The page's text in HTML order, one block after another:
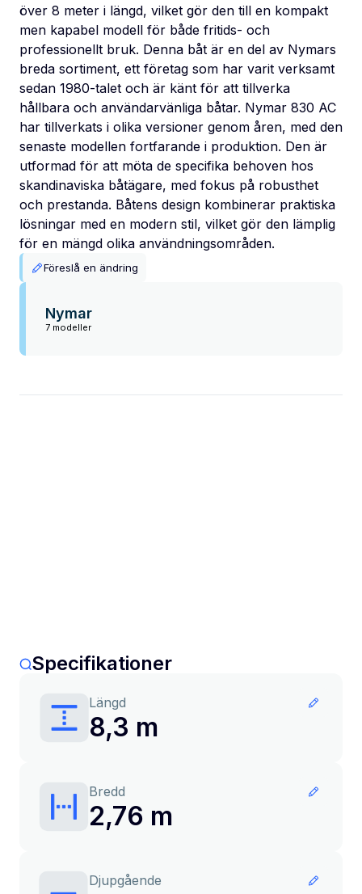
över 8 meter i längd, vilket gör den till en kompakt
men kapabel modell för både fritids- och
professionellt bruk. Denna båt är en del av Nymars
breda sortiment, ett företag som har varit verksamt
sedan 1980-talet och är känt för att tillverka
hållbara och användarvänliga båtar. Nymar 830 AC
har tillverkats i olika versioner genom åren, med den
senaste modellen fortfarande i produktion. Den är
utformad för att möta de specifika behoven hos
skandinaviska båtägare, med fokus på robusthet
och prestanda. Båtens design kombinerar praktiska
lösningar med en modern stil, vilket gör den lämplig
för en mängd olika användningsområden.
Föreslå en ändring
Nymar
7 modeller
Specifikationer
Längd
8,3 m
Bredd
2,76 m
Djupgående